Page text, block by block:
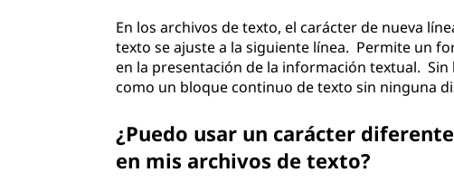
En los archivos de texto, el carácter de nueva
texto se ajuste a la siguiente línea. Permite un
en la presentación de la información textual.
como un bloque continuo de texto sin ninguna
¿Puedo usar un carácter
en mis archivos de texto?